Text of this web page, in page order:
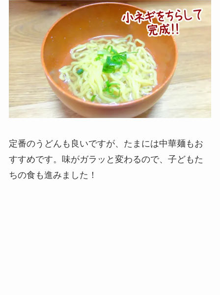
定番のうどんも良いですが、たまには中華麺もお
すすめです。味がガラッと変わるので、子どもた
ちの食も進みました！